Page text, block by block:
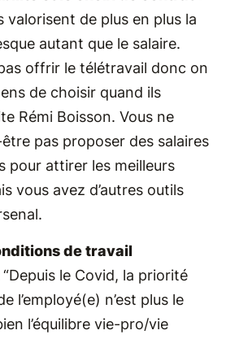
valorisent de plus en plus la
autant que le salaire.
offrir le télétravail donc on
de choisir quand ils
Rémi Boisson. Vous ne
pas proposer des salaires
pour attirer les meilleurs
vous avez d’autres outils
de travail
“Depuis le Covid, la priorité
l’employé(e) n’est plus le
l’équilibre vie-pro/vie